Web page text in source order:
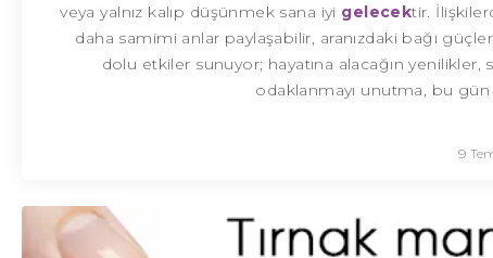
veya yalnız kalıp düşünmek sana iyi gelecektir.
daha samimi anlar paylaşabilir, aranızdaki bağı
dolu etkiler sunuyor; hayatına alacağın
odaklanmayı unutma, bu
9